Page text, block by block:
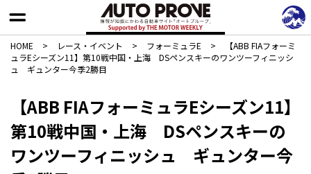
HOME > レース・イベント > フォーミュラE >
【ABB FIAフォーミ
ュラEシーズン11】第10戦中国・上海 DSペンスキーのワンツーフィニッシ
ュ ギュンター今季2勝目
【ABB FIAフォーミュラEシーズン11】
第10戦中国・上海 DSペンスキーの
ワンツーフィニッシュ ギュンター今